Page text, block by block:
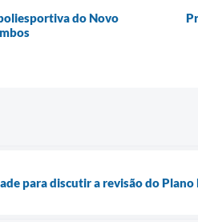
do Novo
para discutir a revisão do